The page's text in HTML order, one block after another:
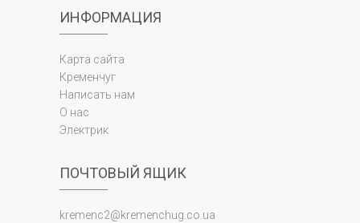
ИНФОРМАЦИЯ
Карта сайта
Кременчуг
Написать нам
О нас
Электрик
ПОЧТОВЫЙ ЯЩИК
kremenc2@kremenchug.co.ua